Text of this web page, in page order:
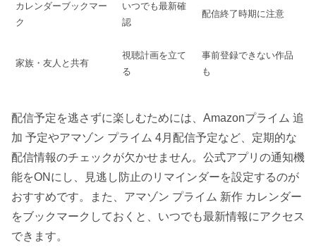
カレンダーブックマー
ク
いつでも最新確
認
配信終了時期に注意
家族・友人と共有
視聴計画を立て
る
事前登録できない作品
も
配信予定を逃さずに楽しむためには、Amazonプライム 追
加 予定やアマゾン プライム 4月配信予定など、定期的な
配信情報のチェックが欠かせません。公式アプリの通知機
能をONにし、見逃し防止のリマインダーを設定するのが
おすすめです。また、アマゾン プライム 新作 カレンダー
をブックマークしておくと、いつでも最新情報にアクセス
できます。